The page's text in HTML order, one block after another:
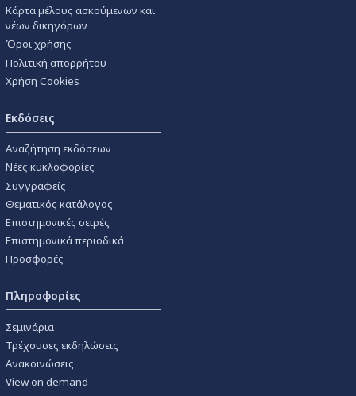
Κάρτα μέλους ασκούμενων και
νέων δικηγόρων
Όροι χρήσης
Πολιτική απορρήτου
Χρήση Cookies
Εκδόσεις
Αναζήτηση εκδόσεων
Νέες κυκλοφορίες
Συγγραφείς
Θεματικός κατάλογος
Επιστημονικές σειρές
Επιστημονικά περιοδικά
Προσφορές
Πληροφορίες
Σεμινάρια
Τρέχουσες εκδηλώσεις
Ανακοινώσεις
View on demand